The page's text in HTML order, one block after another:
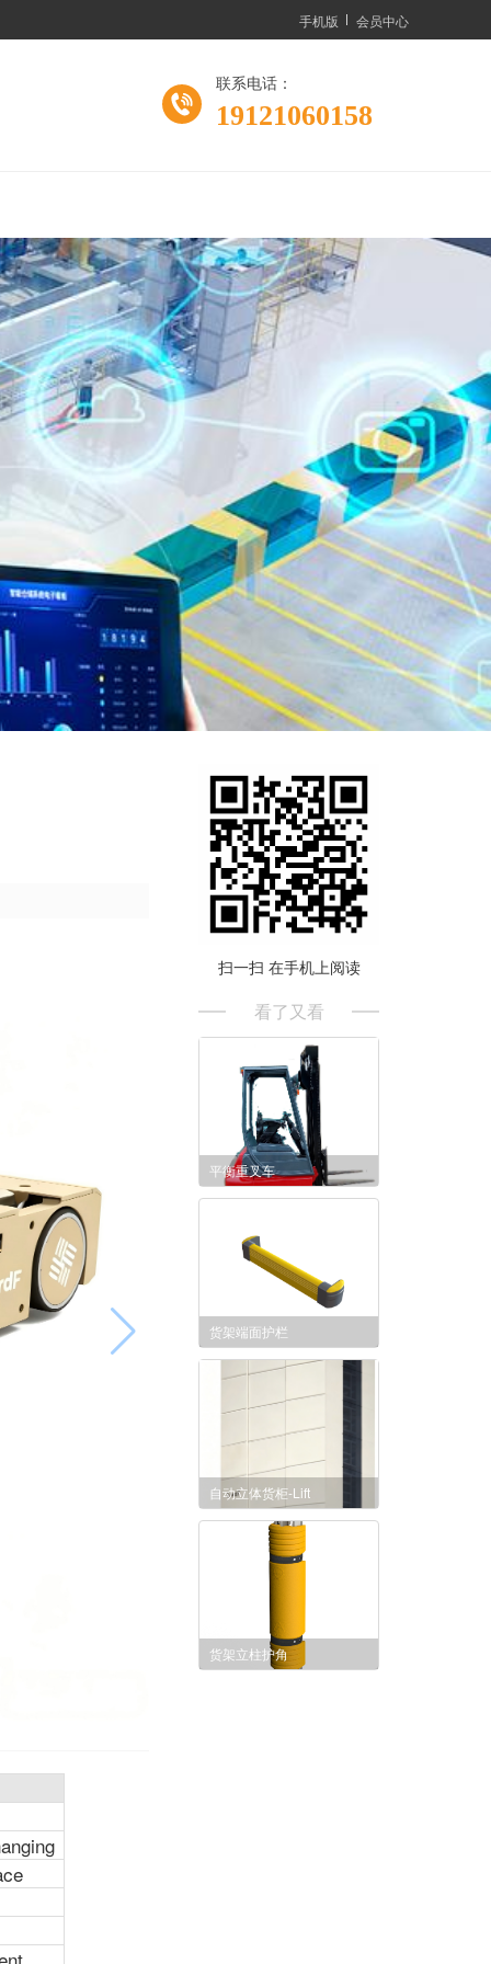
手机版 会员中心
联系电话：
19121060158
扫一扫 在手机上阅读
看了又看
平衡重叉车
货架端面护栏
自动立体货柜-Lift
货架立柱护角